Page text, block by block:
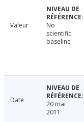
Valeur
No
scientific
baseline
Date
20 mai
2011